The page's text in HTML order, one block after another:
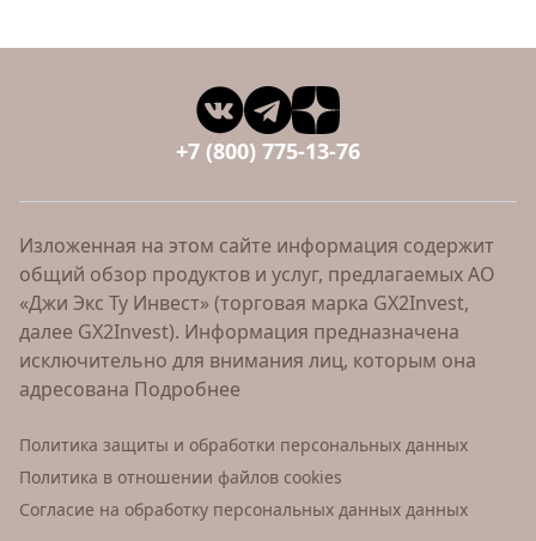
+7 (800) 775-13-76
Изложенная на этом сайте информация содержит
общий обзор продуктов и услуг, предлагаемых АО
«Джи Экс Ту Инвест» (торговая марка GX2Invest,
далее GX2Invest). Информация предназначена
исключительно для внимания лиц, которым она
адресована Подробнее
Политика защиты и обработки персональных данных
Политика в отношении файлов cookies
Согласие на обработку персональных данных данных